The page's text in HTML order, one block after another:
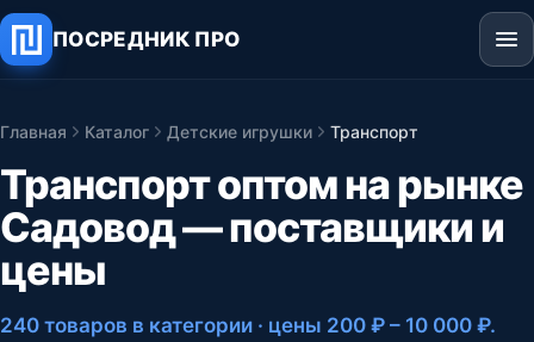
ПОСРЕДНИК ПРО
Главная Каталог Детские игрушки Транспорт
Транспорт оптом на рынке
Садовод — поставщики и
цены
240 товаров в категории · цены 200 ₽ – 10 000 ₽.